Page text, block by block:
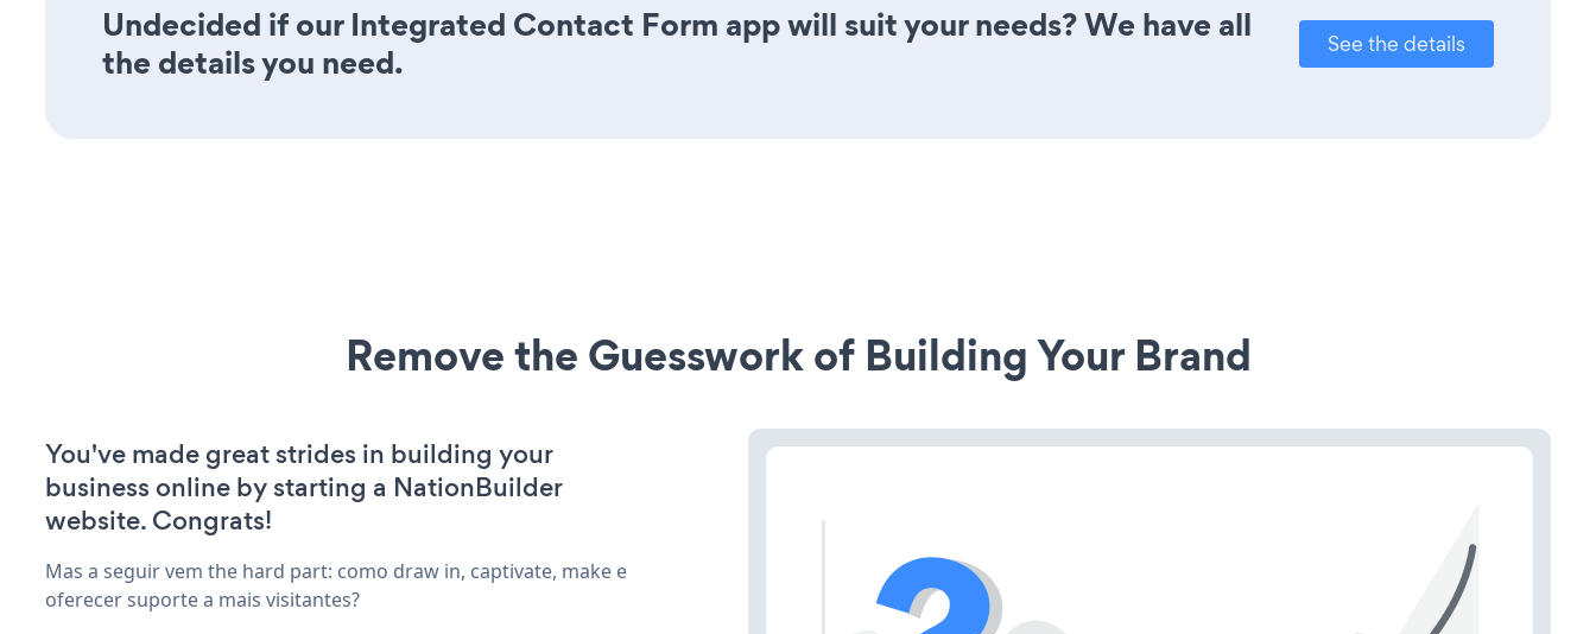
Undecided if our Integrated Contact Form app will suit your needs? We have all
the details you need.
See the details
Remove the Guesswork of Building Your Brand
You've made great strides in building your
business online by starting a NationBuilder
website. Congrats!
Mas a seguir vem the hard part: como draw in, captivate, make e
oferecer suporte a mais visitantes?